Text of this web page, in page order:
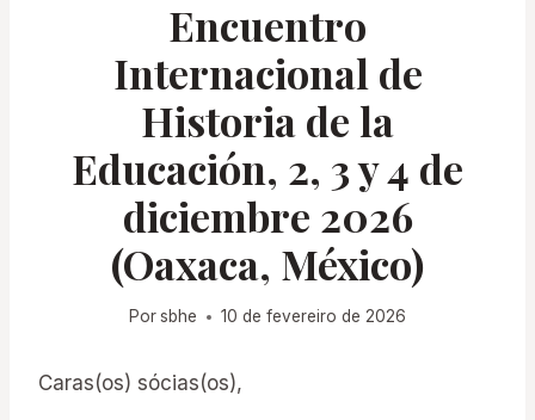
Encuentro
Internacional de
Historia de la
Educación, 2, 3 y 4 de
diciembre 2026
(Oaxaca, México)
Porsbhe 10 de fevereiro de 2026
Caras(os) sócias(os),